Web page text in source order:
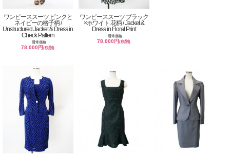
ワンピーススーツ ピンクと
ネイビーの格子柄 /
Unstructured Jacket & Dress in
Check Pattern
通常価格
78,000円(税別)
ワンピーススーツ ブラック
×ホワイト 花柄 / Jacket &
Dress in Floral Print
通常価格
78,000円(税別)